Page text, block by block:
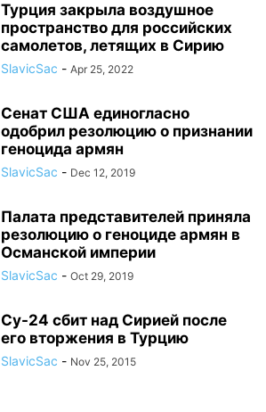
Турция закрыла воздушное
пространство для российских
самолетов, летящих в Сирию
SlavicSac - Apr 25, 2022
Сенат США единогласно
одобрил резолюцию о признании
геноцида армян
SlavicSac - Dec 12, 2019
Палата представителей приняла
резолюцию о геноциде армян в
Османской империи
SlavicSac - Oct 29, 2019
Су-24 сбит над Сирией после
его вторжения в Турцию
SlavicSac - Nov 25, 2015